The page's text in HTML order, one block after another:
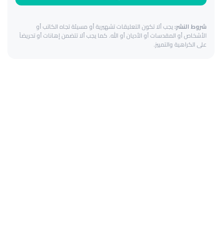
شروط النشر:يجب ألا تكون التعليقات تشهيرية أو مسيئة تجاه الكاتب أو
الأشخاص أو المقدسات أو الأديان أو الله. كما يجب ألا تتضمن إهانات أو تحريضاً
على الكراهية والتمييز.